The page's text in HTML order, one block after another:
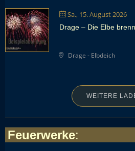
Sa., 15. August 2026
Drage – Die Elbe
Drage - Elbdeich
WEITERE
Feuerwerke: